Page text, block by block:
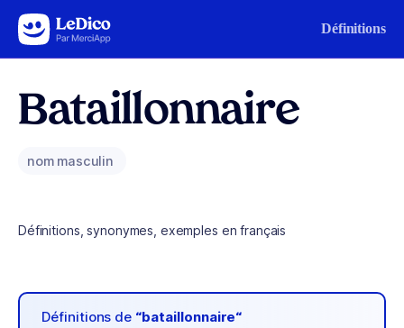
Aller au contenu Définitions
Bataillonnaire
nom masculin
Définitions, synonymes, exemples en français
Définitions de “bataillonnaire“